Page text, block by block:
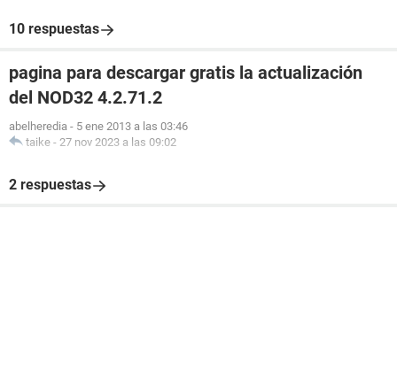
10 respuestas
pagina para descargar gratis la actualización
del NOD32 4.2.71.2
abelheredia - 5 ene 2013 a las 03:46
taike - 27 nov 2023 a las 09:02
2 respuestas